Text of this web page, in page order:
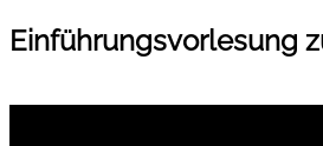
Einführungsvorlesung